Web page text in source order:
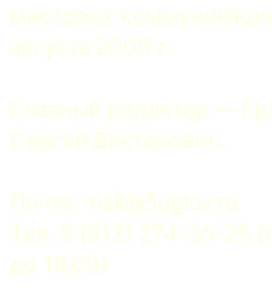
массовых
августа 2009 г.
Главный редактор —
Сергей Викторович.
Почта: mail@5uglov.ru
Тел. 8 (812) 274-35-25
до 18.00)